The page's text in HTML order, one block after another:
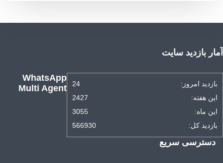
آمار بازدید سایت
بازدید امروز:
24
این هفته:
2427
این ماه:
3055
بازدید کل:
566930
WhatsApp
Multi Agent
دسترسی سریع